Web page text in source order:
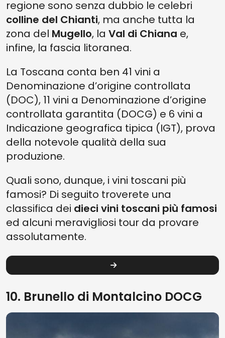
regione sono senza dubbio le celebri
colline del Chianti, ma anche tutta la
zona del Mugello, la Val di Chiana e,
infine, la fascia litoranea.
La Toscana conta ben 41 vini a
Denominazione d’origine controllata
(DOC), 11 vini a Denominazione d’origine
controllata garantita (DOCG) e 6 vini a
Indicazione geografica tipica (IGT), prova
della notevole qualità della sua
produzione.
Quali sono, dunque, i vini toscani più
famosi? Di seguito troverete una
classifica dei dieci vini toscani più famosi
ed alcuni meravigliosi tour da provare
assolutamente.
10. Brunello di Montalcino DOCG